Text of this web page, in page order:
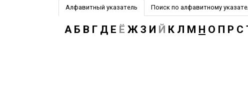
Алфавитный указатель Поиск по алфавитному
А Б В Г Д Е Ё Ж З И Й К Л М Н О П Р С